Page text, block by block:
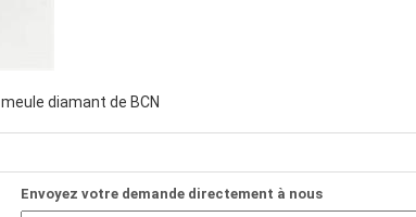
meule diamant de BCN
Envoyez votre demande directement à nous